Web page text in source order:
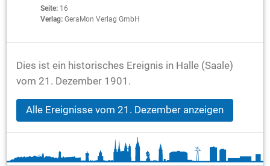
Seite: 16
Verlag: GeraMon Verlag GmbH
Dies ist ein historisches Ereignis in Halle (Saale)
vom 21. Dezember 1901.
Alle Ereignisse vom 21. Dezember anzeigen